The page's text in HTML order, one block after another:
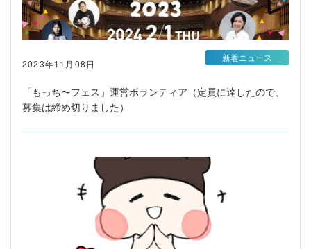
2023年11月08日
「もっち〜フェス」運営ボランティア（定員に達したので、
募集は締め切りました）
新着ニュース